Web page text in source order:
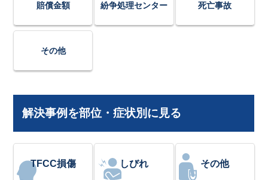
賠償金額 紛争処理センター 死亡事故
その他
解決事例を部位・症状別に見る
TFCC損傷 しびれ その他